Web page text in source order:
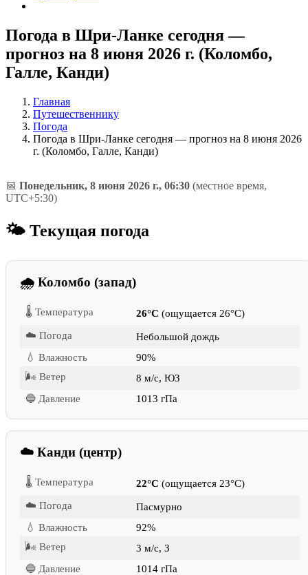
Погода в Шри-Ланке сегодня —
прогноз на 8 июня 2026 г. (Коломбо,
Галле, Канди)
Главная
Путешественнику
Погода
Погода в Шри-Ланке сегодня — прогноз на 8 июня 2026
г. (Коломбо, Галле, Канди)
📅 Понедельник, 8 июня 2026 г., 06:30 (местное время,
UTC+5:30)
🌤 Текущая погода
🌧 Коломбо (запад)
🌡 Температура 26°C (ощущается 26°C)
☁️ Погода
Небольшой дождь
💧 Влажность
90%
🌬 Ветер
8 м/с, ЮЗ
🔵 Давление
1013 гПа
☁️ Канди (центр)
🌡 Температура 22°C (ощущается 23°C)
☁️ Погода
Пасмурно
💧 Влажность
92%
🌬 Ветер
3 м/с, З
🔵 Давление
1014 гПа